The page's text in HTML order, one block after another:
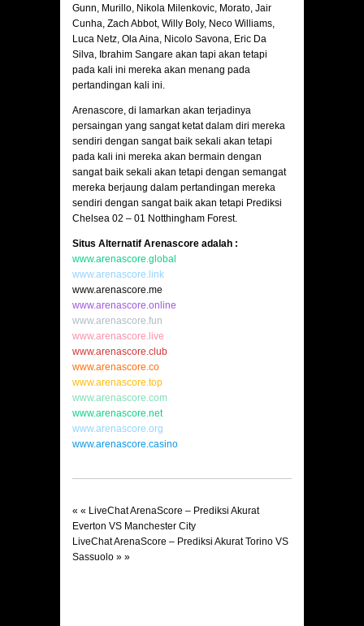
Gunn, Murillo, Nikola Milenkovic, Morato, Jair
Cunha, Zach Abbot, Willy Boly, Neco Williams,
Luca Netz, Ola Aina, Nicolo Savona, Eric Da
Silva, Ibrahim Sangare akan tapi akan tetapi
pada kali ini mereka akan menang pada
pertandingan kali ini.
Arenascore, di lamarkan akan terjadinya
persaingan yang sangat ketat dalam diri mereka
sendiri dengan sangat baik sekali akan tetapi
pada kali ini mereka akan bermain dengan
sangat baik sekali akan tetapi dengan semangat
mereka berjaung dalam pertandingan mereka
sendiri dengan sangat baik akan tetapi Prediksi
Chelsea 02 – 01 Notthingham Forest.
Situs Alternatif Arenascore adalah :
www.arenascore.global
www.arenascore.link
www.arenascore.me
www.arenascore.online
www.arenascore.fun
www.arenascore.live
www.arenascore.club
www.arenascore.co
www.arenascore.top
www.arenascore.com
www.arenascore.net
www.arenascore.org
www.arenascore.casino
« « LiveChat ArenaScore – Prediksi Akurat
Everton VS Manchester City
LiveChat ArenaScore – Prediksi Akurat Torino VS
Sassuolo » »